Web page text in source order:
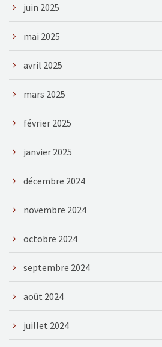
juin 2025
mai 2025
avril 2025
mars 2025
février 2025
janvier 2025
décembre 2024
novembre 2024
octobre 2024
septembre 2024
août 2024
juillet 2024